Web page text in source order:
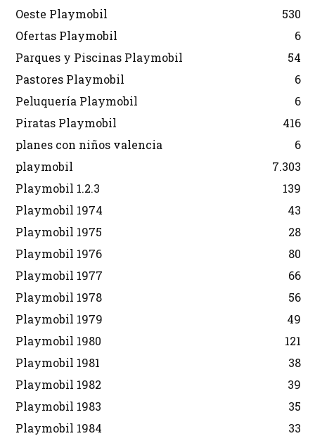
Oeste Playmobil
530
Ofertas Playmobil
6
Parques y Piscinas Playmobil
54
Pastores Playmobil
6
Peluquería Playmobil
6
Piratas Playmobil
416
planes con niños valencia
6
playmobil
7.303
Playmobil 1.2.3
139
Playmobil 1974
43
Playmobil 1975
28
Playmobil 1976
80
Playmobil 1977
66
Playmobil 1978
56
Playmobil 1979
49
Playmobil 1980
121
Playmobil 1981
38
Playmobil 1982
39
Playmobil 1983
35
Playmobil 1984
33